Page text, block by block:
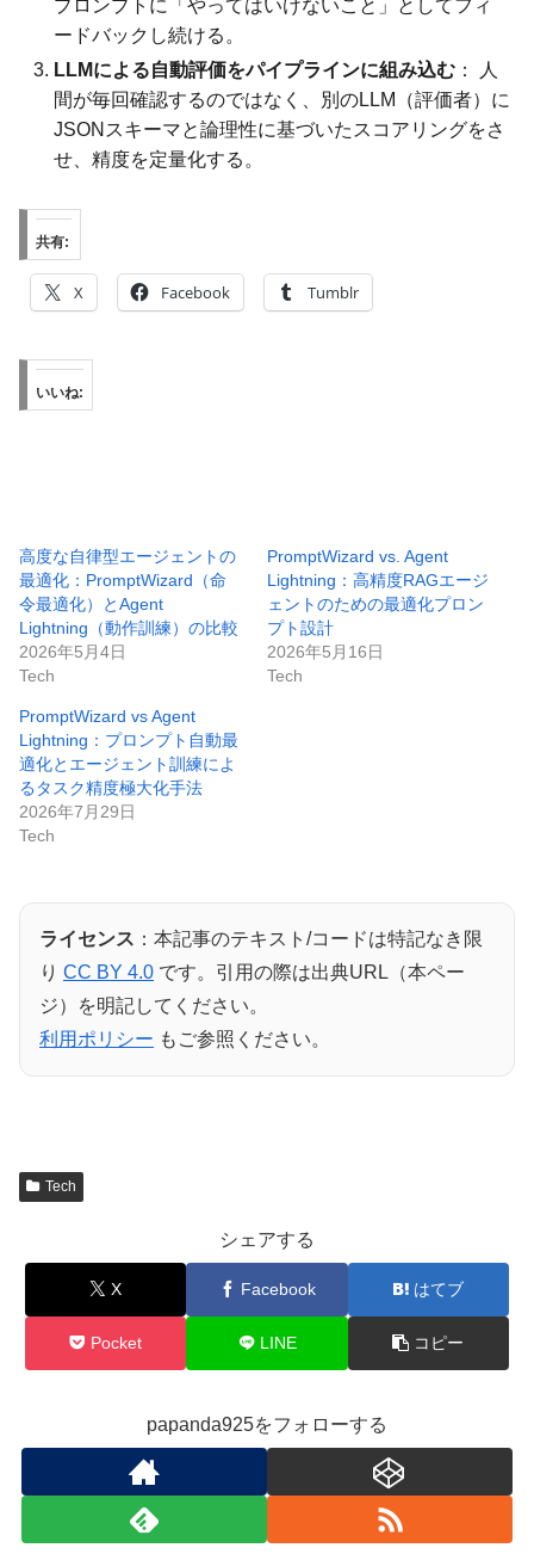
プロンプトに「やってはいけないこと」としてフィ
ードバックし続ける。
LLMによる自動評価をパイプラインに組み込む ： 人
間が毎回確認するのではなく、別のLLM（評価者）に
JSONスキーマと論理性に基づいたスコアリングをさ
せ、精度を定量化する。
共有:
X Facebook Tumblr
いいね:
高度な自律型エージェントの
最適化：PromptWizard（命
令最適化）とAgent
Lightning（動作訓練）の比較
2026年5月4日
Tech
PromptWizard vs. Agent
Lightning：高精度RAGエージ
ェントのための最適化プロン
プト設計
2026年5月16日
Tech
PromptWizard vs Agent
Lightning：プロンプト自動最
適化とエージェント訓練によ
るタスク精度極大化手法
2026年7月29日
Tech
ライセンス ：本記事のテキスト/コードは特記なき限
り CC BY 4.0 です。引用の際は出典URL（本ペー
ジ）を明記してください。
利用ポリシー もご参照ください。
Tech
シェアする
X Facebook はてブ
Pocket LINE コピー
papanda925をフォローする